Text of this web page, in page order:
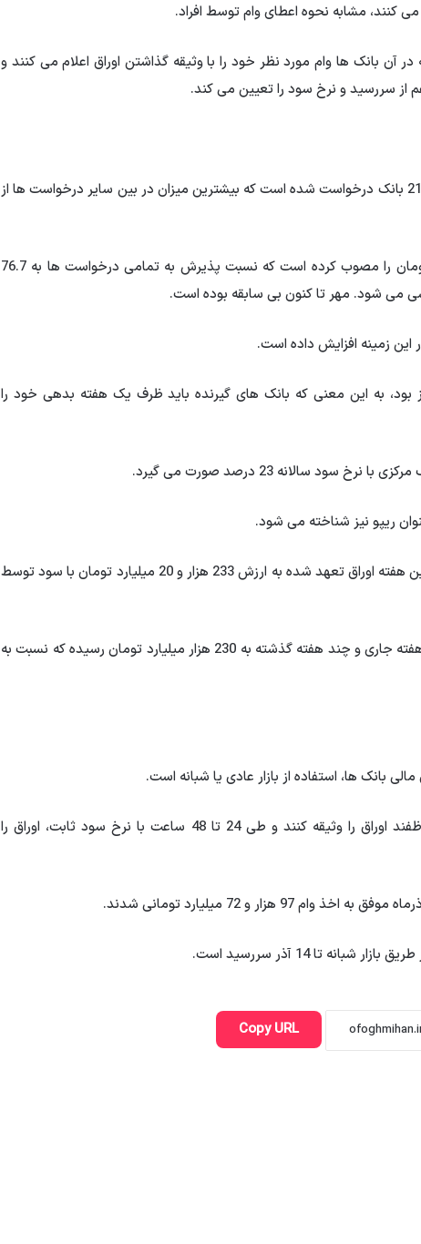
کنند، مشابه نحوه اعطای وام توسط افراد.
آن بانک ها وام مورد نظر خود را با وثیقه گذاشتن اوراق اعلام می کنند و
از سررسید و نرخ سود را تعیین می کند.
در گزارش حاضر، وام 219 هزار و 93 میلیارد تومانی از 21 بانک درخواست شده است که بیشترین میزان در بین سایر درخواست ها از
از مجموع این مبلغ، بانک مرکزی 230 هزار میلیارد تومان را مصوب کرده است که نسبت پذیرش به تمامی درخواست ها به 76.7
می شود. مهر تا کنون بی سابقه بوده است.
زمینه افزایش داده است.
به این معنی که بانک های گیرنده باید ظرف یک هفته بدهی خود را
سالانه 23 درصد صورت می گیرد.
ریپو نیز شناخته می شود.
چندین مزایده قبلی با سررسید بیشتر برگزار شد و تا این هفته اوراق تعهد شده به ارزش 233 هزار و 20 میلیارد تومان با سود توسط
همچنین ارزش باقیمانده وام های سررسید نشده در هفته جاری و چند هفته گذشته به 230 هزار میلیارد تومان رسیده که نسبت به
بانک ها، استفاده از بازار عادی یا شبانه است.
نرخ سود در این بازار 24 درصد است و بانک ها موظفند اوراق را وثیقه کنند و طی 24 تا 48 ساعت با نرخ سود ثابت، اوراق را
Copy URL